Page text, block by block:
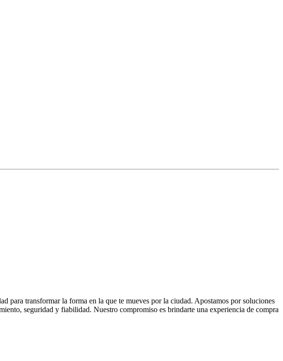
para transformar la forma en la que te mueves por la ciudad. Apostamos por soluciones
seguridad y fiabilidad. Nuestro compromiso es brindarte una experiencia de compra